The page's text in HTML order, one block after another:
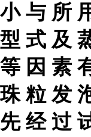
小 与 所
型 式 及
等 因 素
珠 粒 发
先 经 过